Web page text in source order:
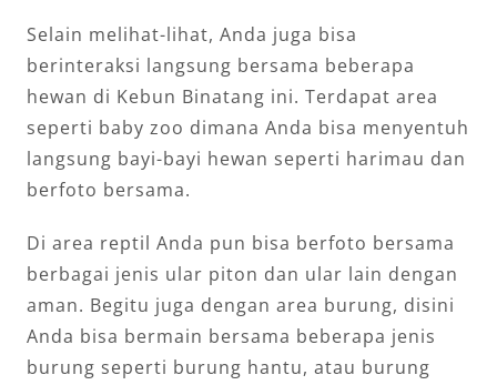
Selain melihat-lihat, Anda juga bisa
berinteraksi langsung bersama beberapa
hewan di Kebun Binatang ini. Terdapat area
seperti baby zoo dimana Anda bisa menyentuh
langsung bayi-bayi hewan seperti harimau dan
berfoto bersama.
Di area reptil Anda pun bisa berfoto bersama
berbagai jenis ular piton dan ular lain dengan
aman. Begitu juga dengan area burung, disini
Anda bisa bermain bersama beberapa jenis
burung seperti burung hantu, atau burung